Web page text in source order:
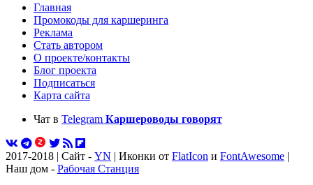
Главная
Промокоды для каршеринга
Реклама
Стать автором
О проекте/контакты
Блог проекта
Подписаться
Карта сайта
Чат в Telegram Каршероводы говорят
2017-2018 | Сайт - YN | Иконки от FlatIcon и FontAwesome |
Наш дом - Рабочая Станция